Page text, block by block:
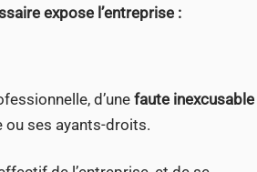
expose l’entreprise :
d’unefaute inexcusable
ou ses ayants-droits.